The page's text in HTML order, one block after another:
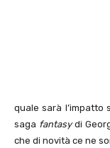
quale sarà l’impatto
saga fantasydi
che di novità ce ne